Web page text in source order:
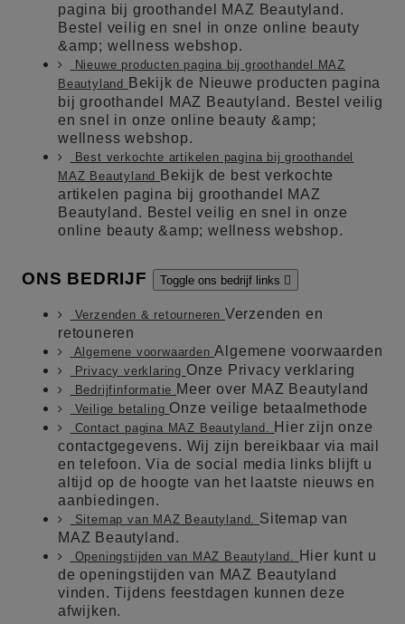
pagina bij groothandel MAZ Beautyland.
Bestel veilig en snel in onze online beauty
&amp; wellness webshop.
Nieuwe producten pagina bij groothandel MAZ
Beautyland
Bekijk de Nieuwe producten pagina
bij groothandel MAZ Beautyland. Bestel veilig
en snel in onze online beauty &amp;
wellness webshop.
Best verkochte artikelen pagina bij groothandel
MAZ Beautyland
Bekijk de best verkochte
artikelen pagina bij groothandel MAZ
Beautyland. Bestel veilig en snel in onze
online beauty &amp; wellness webshop.
ONS BEDRIJF Toggle ons bedrijf links 
Verzenden & retourneren Verzenden en
retouneren
Algemene voorwaardenAlgemene voorwaarden
Privacy verklaring Onze Privacy verklaring
Bedrijfinformatie Meer over MAZ Beautyland
Veilige betaling Onze veilige betaalmethode
Contact pagina MAZ Beautyland. Hier zijn onze
contactgegevens. Wij zijn bereikbaar via mail
en telefoon. Via de social media links blijft u
altijd op de hoogte van het laatste nieuws en
aanbiedingen.
Sitemap van MAZ Beautyland. Sitemap van
MAZ Beautyland.
Openingstijden van MAZ Beautyland.
Hier kunt u
de openingstijden van MAZ Beautyland
vinden. Tijdens feestdagen kunnen deze
afwijken.